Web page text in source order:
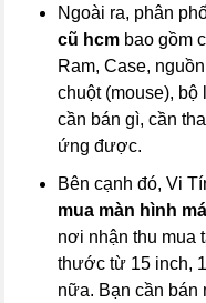
Ngoài ra, phân
cũ hcm bao gồm
Ram, Case,
chuột (mouse),
cần bán gì, cần
ứng được.
Bên cạnh đó, Vi
mua màn hình
nơi nhận thu mua
thước từ 15 inch,
nữa. Bạn cần bán